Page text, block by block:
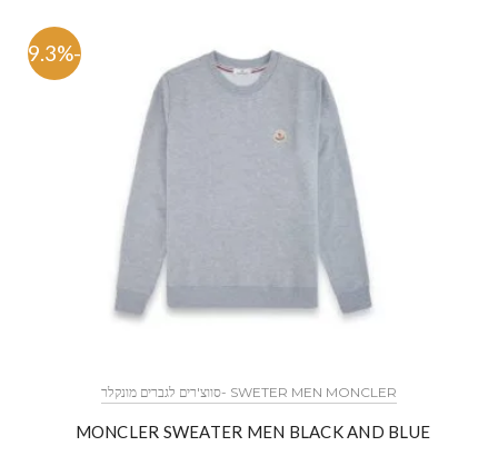
-79.3%
SWETER MEN MONCLER -סווצ'רים לגברים מונקלר
MONCLER SWEATER MEN BLACK AND BLUE